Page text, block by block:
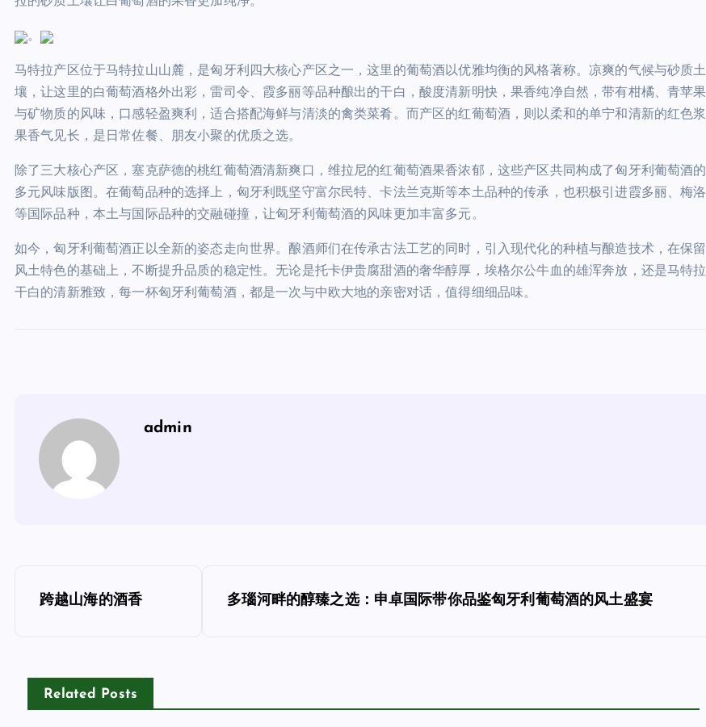
。
马特拉产区位于马特拉山山麓，是匈牙利四大核心产区之一，这里的葡萄酒以优雅均衡的风格著称。凉爽的气候与砂质土
壤，让这里的白葡萄酒格外出彩，雷司令、霞多丽等品种酿出的干白，酸度清新明快，果香纯净自然，带有柑橘、青苹果
与矿物质的风味，口感轻盈爽利，适合搭配海鲜与清淡的禽类菜肴。而产区的红葡萄酒，则以柔和的单宁和清新的红色浆
果香气见长，是日常佐餐、朋友小聚的优质之选。
除了三大核心产区，塞克萨德的桃红葡萄酒清新爽口，维拉尼的红葡萄酒果香浓郁，这些产区共同构成了匈牙利葡萄酒的
多元风味版图。在葡萄品种的选择上，匈牙利既坚守富尔民特、卡法兰克斯等本土品种的传承，也积极引进霞多丽、梅洛
等国际品种，本土与国际品种的交融碰撞，让匈牙利葡萄酒的风味更加丰富多元。
如今，匈牙利葡萄酒正以全新的姿态走向世界。酿酒师们在传承古法工艺的同时，引入现代化的种植与酿造技术，在保留
风土特色的基础上，不断提升品质的稳定性。无论是托卡伊贵腐甜酒的奢华醇厚，埃格尔公牛血的雄浑奔放，还是马特拉
干白的清新雅致，每一杯匈牙利葡萄酒，都是一次与中欧大地的亲密对话，值得细细品味。
admin
文
导
跨越山海的酒香 多瑙河畔的醇臻之选：申卓国际带你品鉴匈牙利葡萄酒的风土盛宴
Related Posts